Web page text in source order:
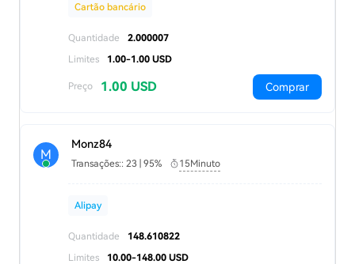
Cartão bancário
Quantidade
2.000007
Limites
1.00-1.00 USD
Preço 1.00 USD Comprar
M
Monz84
Transações:: 23 | 95% 15Minuto
Alipay
Quantidade
148.610822
Limites
10.00-148.00 USD